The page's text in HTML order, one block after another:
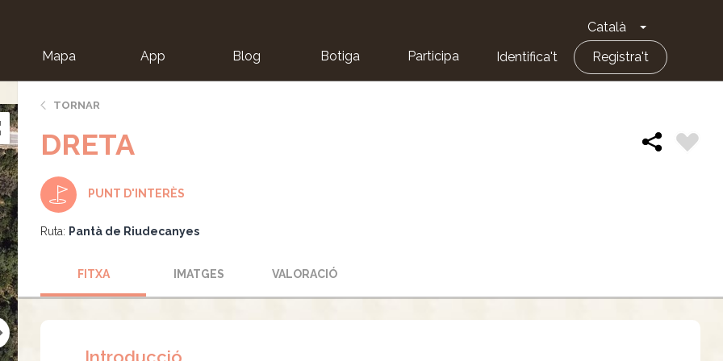
Català Toggle
Mapa App Blog Botiga Participa Identifica't Registra't
TORNAR
DRETA
PUNT D'INTERÈS
Ruta: Pantà de Riudecanyes
FITXA IMATGES VALORACIÓ